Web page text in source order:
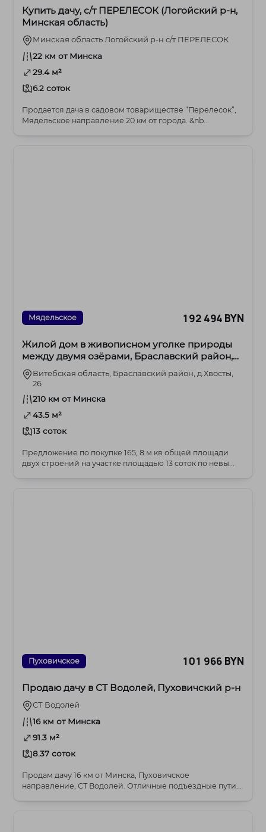
Купить дачу, с/т ПЕРЕЛЕСОК (Логойский р-н,
Минская область)
Минская область Логойский р-н с/т ПЕРЕЛЕСОК
22 км от Минска
29.4 м²
6.2 соток
Продается дача в садовом товариществе “Перелесок”,
Мядельское направление 20 км от города. &nb...
Мядельское 192 494 BYN
Жилой дом в живописном уголке природы
между двумя озёрами, Браславский район,
деревня Хвосты
Витебская область, Браславский район, д.Хвосты,
26
210 км от Минска
43.5 м²
13 соток
Предложение по покупке 165, 8 м.кв общей площади
двух строений на участке площадью 13 соток по невы...
Пуховичское 101 966 BYN
Продаю дачу в СТ Водолей, Пуховичский р-н
СТ Водолей
16 км от Минска
91.3 м²
8.37 соток
Продам дачу 16 км от Минска, Пуховичское
направление, СТ Водолей. Отличные подъездные пути.